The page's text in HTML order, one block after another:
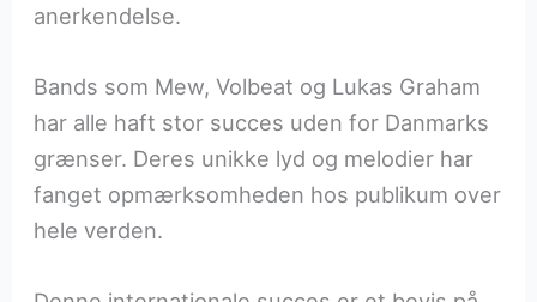
anerkendelse.
Bands som Mew, Volbeat og Lukas Graham
har alle haft stor succes uden for Danmarks
grænser. Deres unikke lyd og melodier har
fanget opmærksomheden hos publikum over
hele verden.